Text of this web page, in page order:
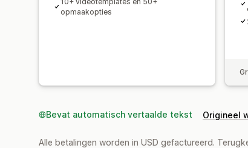
opmaakopties
Bevat automatisch vertaalde tekst Origineel
Alle betalingen worden in USD gefactureerd.